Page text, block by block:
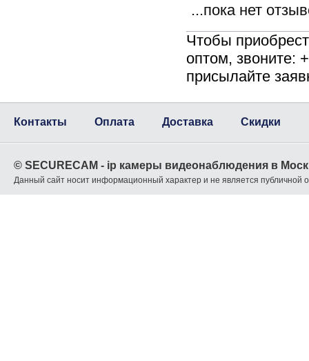
...пока нет
Чтобы
оптом, звоните:
присылайте
Контакты Оплата Доставка Скидки
© SECURECAM - ip камеры видеонаблюдения в
Данный сайт носит информационный характер и не является публичной